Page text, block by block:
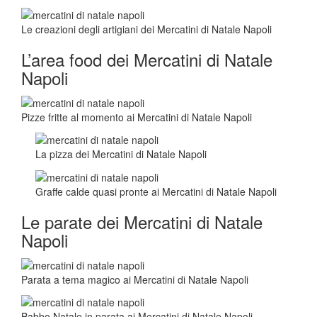
Le creazioni degli artigiani dei Mercatini di Natale Napoli
L’area food dei Mercatini di Natale
Napoli
Pizze fritte al momento ai Mercatini di Natale Napoli
La pizza dei Mercatini di Natale Napoli
Graffe calde quasi pronte ai Mercatini di Natale Napoli
Le parate dei Mercatini di Natale
Napoli
Parata a tema magico ai Mercatini di Natale Napoli